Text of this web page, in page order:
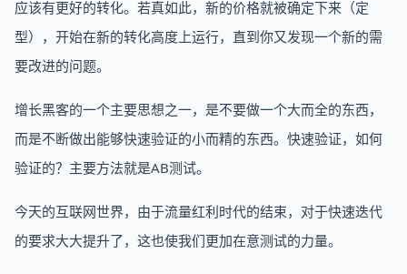
应该有更好的转化。若真如此，新的价格就被确定下来（定
型），开始在新的转化高度上运行，直到你又发现一个新的需
要改进的问题。
增长黑客的一个主要思想之一，是不要做一个大而全的东西，
而是不断做出能够快速验证的小而精的东西。快速验证，如何
验证的？主要方法就是AB测试。
今天的互联网世界，由于流量红利时代的结束，对于快速迭代
的要求大大提升了，这也使我们更加在意测试的力量。